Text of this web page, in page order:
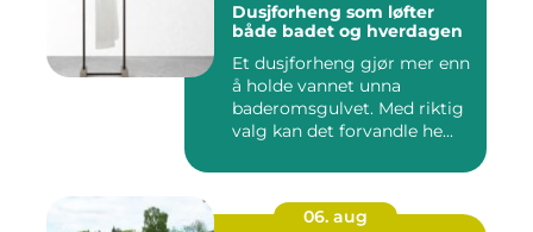
Dusjforheng som løfter
både badet og hverdagen
Et dusjforheng gjør mer enn
å holde vannet unna
baderomsgulvet. Med riktig
valg kan det forvandle he...
06. aug